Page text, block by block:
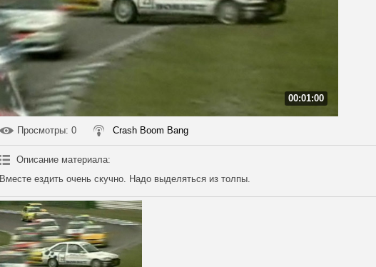
00:01:00
Просмотры: 0 Crash Boom Bang
Описание материала:
Вместе ездить очень скучно. Надо выделяться из толпы.